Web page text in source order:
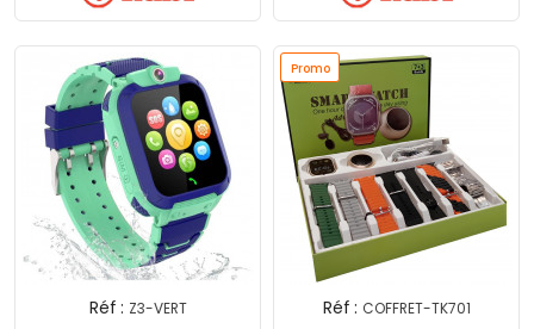
Réf : Z3-VERT
Promo
Réf : COFFRET-TK701